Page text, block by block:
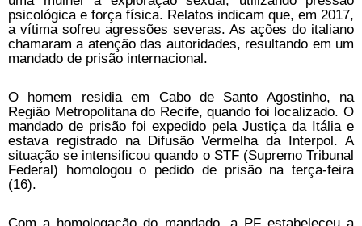
psicológica e força física. Relatos indicam que, em 2017,
a vítima sofreu agressões severas. As ações do italiano
chamaram a atenção das autoridades, resultando em um
mandado de prisão internacional.
O homem residia em Cabo de Santo Agostinho, na
Região Metropolitana do Recife, quando foi localizado. O
mandado de prisão foi expedido pela Justiça da Itália e
estava registrado na Difusão Vermelha da Interpol. A
situação se intensificou quando o STF (Supremo Tribunal
Federal) homologou o pedido de prisão na terça-feira
(16).
Com a homologação do mandado, a PF estabeleceu a